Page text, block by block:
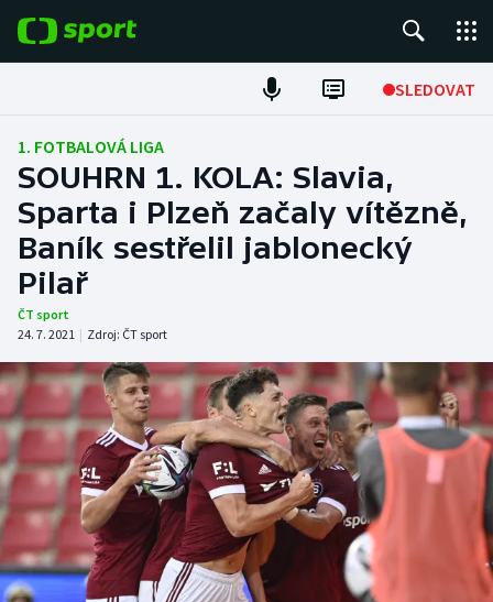
SLEDOVAT
Fotbal
Hokej
Tenis
Atletika
DALŠÍ SPORTY
Americký fotbal
Baseball a softbal
Basketbal
NEPŘEHLÉDNĚTE
Soutěže
Historické návraty
1. FOTBALOVÁ LIGA
SOUHRN 1. KOLA: Slavia,
Sparta i Plzeň začaly vítězně,
Baník sestřelil jablonecký
Pilař
ČT sport
24. 7. 2021 | Zdroj: ČT sport